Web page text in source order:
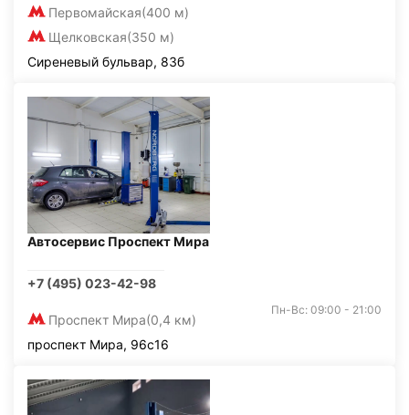
Первомайская(400 м)
Щелковская(350 м)
Сиреневый бульвар, 83б
Автосервис Проспект Мира
+7 (495) 023-42-98
Проспект Мира(0,4 км)
Пн-Вс: 09:00 - 21:00
проспект Мира, 96с16